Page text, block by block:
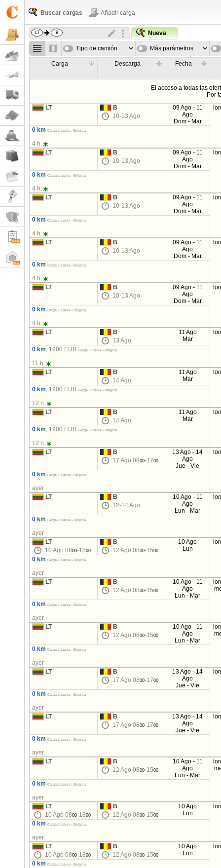
Buscar cargas Añadir carga
Nueva
Tipo de camión Más parámetros
Carga Descarga Fecha
El acceso a todas las
Por
LT
B
10-13 Ago
09 Ago - 11
Ago
Dom - Mar
0 km
Carga Lituania - Bélgica
4 h.
LT
B
10-13 Ago
09 Ago - 11
Ago
Dom - Mar
0 km
Carga Lituania - Bélgica
4 h.
LT
B
10-13 Ago
09 Ago - 11
Ago
Dom - Mar
0 km
Carga Lituania - Bélgica
4 h.
LT
B
10-13 Ago
09 Ago - 11
Ago
Dom - Mar
0 km
Carga Lituania - Bélgica
4 h.
LT
B
10-13 Ago
09 Ago - 11
Ago
Dom - Mar
0 km
Carga Lituania - Bélgica
4 h.
LT
B
13 Ago
11 Ago
Mar
0 km, 1900 EURCarga Lituania - Bélgica
11 h.
LT
B
14 Ago
11 Ago
Mar
0 km, 1900 EURCarga Lituania - Bélgica
12 h.
LT
B
14 Ago
11 Ago
Mar
0 km, 1900 EURCarga Lituania - Bélgica
12 h.
LT
B
17 Ago 0800-1700
13 Ago - 14
Ago
Jue - Vie
0 km Carga Lituania - Bélgica
ayer
LT
B
12-14 Ago
10 Ago - 11
Ago
Lun - Mar
0 km Carga Lituania - Bélgica
ayer
LT
10 Ago 0800-1800
B
12 Ago 0800-1500
10 Ago
Lun
0 km Carga Lituania - Bélgica
ayer
LT
B
12 Ago 0800-1500
10 Ago - 11
Ago
Lun - Mar
0 km Carga Lituania - Bélgica
ayer
LT
B
12 Ago 0800-1500
10 Ago - 11
Ago
Lun - Mar
0 km Carga Lituania - Bélgica
ayer
LT
B
17 Ago 0800-1700
13 Ago - 14
Ago
Jue - Vie
0 km Carga Lituania - Bélgica
ayer
LT
B
17 Ago 0800-1700
13 Ago - 14
Ago
Jue - Vie
0 km Carga Lituania - Bélgica
ayer
LT
B
12 Ago 0800-1500
10 Ago - 11
Ago
Lun - Mar
0 km Carga Lituania - Bélgica
ayer
LT
10 Ago 0800-1800
B
12 Ago 0800-1500
10 Ago
Lun
0 km Carga Lituania - Bélgica
ayer
LT
10 Ago 0800-1800
B
12 Ago 0800-1500
10 Ago
Lun
0 km Carga Lituania - Bélgica